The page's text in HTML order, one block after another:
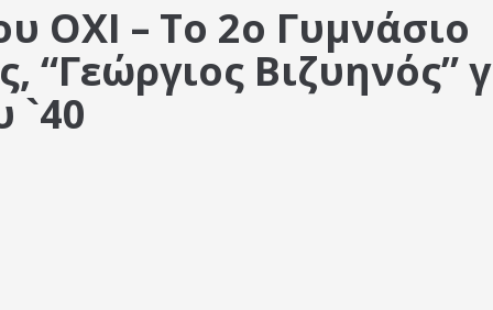
ΟΧΙ – Το 2ο Γυμνάσιο
“Γεώργιος Βιζυηνός”
`40